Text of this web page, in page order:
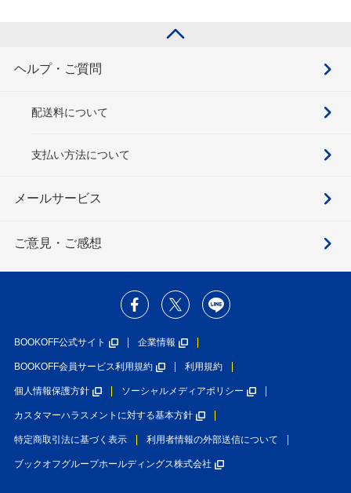
ヘルプ・ご質問
配送料について
支払い方法について
メールサービス
ご意見・ご感想
BOOKOFF公式サイト 企業情報
BOOKOFF会員サービス利用規約 利用規約
個人情報保護方針 ソーシャルメディアポリシー
カスタマーハラスメントに対する基本方針
特定商取引法に基づく表示 利用者情報の外部送信について
ブックオフグループホールディングス株式会社